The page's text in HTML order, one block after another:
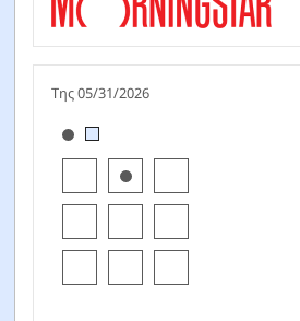
Της 05/31/2026
[products.morningstar-